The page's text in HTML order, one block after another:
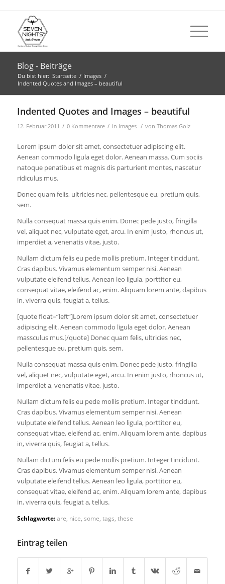
Blog - Beiträge
Du bist hier: Startseite / Images /
Indented Quotes and Images – beautiful
Indented Quotes and Images – beautiful
12. Februar 2011 / 0 Kommentare / in Images / von Thomas Golz
Lorem ipsum dolor sit amet, consectetuer adipiscing elit.
Aenean commodo ligula eget dolor. Aenean massa. Cum sociis
natoque penatibus et magnis dis parturient montes, nascetur
ridiculus mus.
Donec quam felis, ultricies nec, pellentesque eu, pretium quis,
sem.
Nulla consequat massa quis enim. Donec pede justo, fringilla
vel, aliquet nec, vulputate eget, arcu. In enim justo, rhoncus ut,
imperdiet a, venenatis vitae, justo.
Nullam dictum felis eu pede mollis pretium. Integer tincidunt.
Cras dapibus. Vivamus elementum semper nisi. Aenean
vulputate eleifend tellus. Aenean leo ligula, porttitor eu,
consequat vitae, eleifend ac, enim. Aliquam lorem ante, dapibus
in, viverra quis, feugiat a, tellus.
[quote float=“left“]Lorem ipsum dolor sit amet, consectetuer
adipiscing elit. Aenean commodo ligula eget dolor. Aenean
massculus mus.[/quote] Donec quam felis, ultricies nec,
pellentesque eu, pretium quis, sem.
Nulla consequat massa quis enim. Donec pede justo, fringilla
vel, aliquet nec, vulputate eget, arcu. In enim justo, rhoncus ut,
imperdiet a, venenatis vitae, justo.
Nullam dictum felis eu pede mollis pretium. Integer tincidunt.
Cras dapibus. Vivamus elementum semper nisi. Aenean
vulputate eleifend tellus. Aenean leo ligula, porttitor eu,
consequat vitae, eleifend ac, enim. Aliquam lorem ante, dapibus
in, viverra quis, feugiat a, tellus.
Nullam dictum felis eu pede mollis pretium. Integer tincidunt.
Cras dapibus. Vivamus elementum semper nisi. Aenean
vulputate eleifend tellus. Aenean leo ligula, porttitor eu,
consequat vitae, eleifend ac, enim. Aliquam lorem ante, dapibus
in, viverra quis, feugiat a, tellus.
Schlagworte: are, nice, some, tags, these
Eintrag teilen